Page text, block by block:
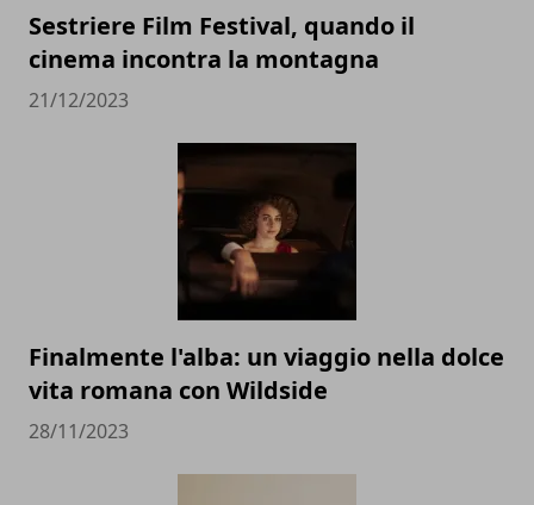
Sestriere Film Festival, quando il
cinema incontra la montagna
21/12/2023
Finalmente l'alba: un viaggio nella dolce
vita romana con Wildside
28/11/2023